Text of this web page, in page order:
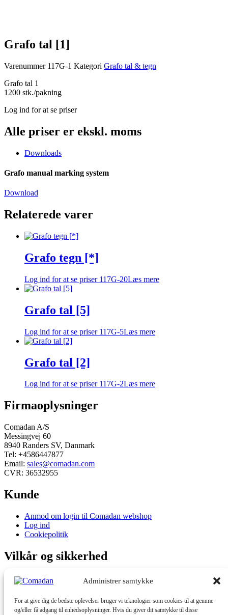
Administrer samtykke
For at give dig de bedste oplevelser bruger vi teknologier som cookies til at gemme
og/eller få adgang til enhedsoplysninger. Hvis du giver dit samtykke til disse
Grafo tal [1]
Varenummer 117G-1 Kategori Grafo tal & tegn
Grafo tal 1
1200 stk./pakning
Log ind for at se priser
Alle priser er ekskl. moms
Downloads
Grafo manual marking system
Download
Relaterede varer
Grafo tegn [*]
Log ind for at se priser117G-20Læs mere
Grafo tal [5]
Log ind for at se priser117G-5Læs mere
Grafo tal [2]
Log ind for at se priser117G-2Læs mere
Firmaoplysninger
Comadan A/S
Messingvej 60
8940 Randers SV, Danmark
Tel: +4586447877
Email: sales@comadan.com
CVR: 36532955
Kunde
Main
Menu
Anmod om login til Comadan webshop
Log ind
Cookiepolitik
Vilkår og sikkerhed
Main
Menu
Privatlivspolitik
Handelsbetingelser
Du kan følge os her